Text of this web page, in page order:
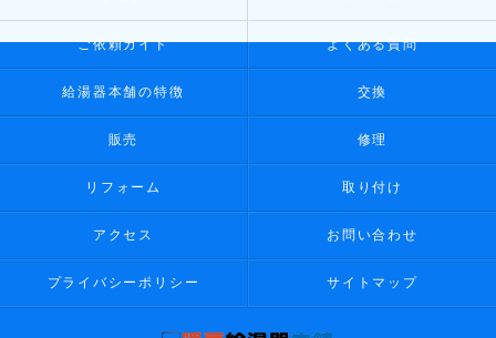
ご依頼ガイド よくある質問
給湯器本舗の特徴 交換
販売 修理
リフォーム 取り付け
アクセス お問い合わせ
プライバシーポリシー サイトマップ